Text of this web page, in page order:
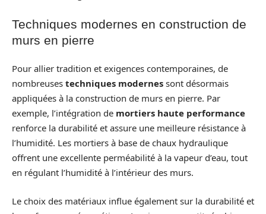
Techniques modernes en construction de
murs en pierre
Pour allier tradition et exigences contemporaines, de
nombreuses techniques modernes sont désormais
appliquées à la construction de murs en pierre. Par
exemple, l’intégration de mortiers haute performance
renforce la durabilité et assure une meilleure résistance à
l’humidité. Les mortiers à base de chaux hydraulique
offrent une excellente perméabilité à la vapeur d’eau, tout
en régulant l’humidité à l’intérieur des murs.
Le choix des matériaux influe également sur la durabilité et